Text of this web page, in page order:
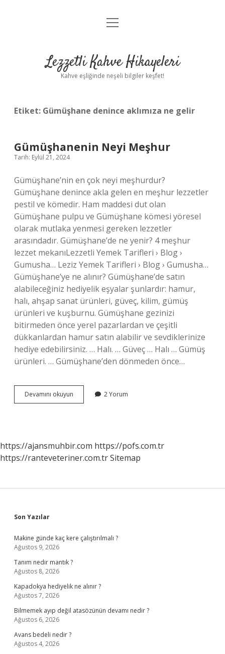
Anasayfa
Yasal Uyarı
menüyü
Lezzetli Kahve Hikayeleri
Kahve eşliğinde neşeli bilgiler keşfet!
Etiket: Gümüşhane denince aklımıza ne gelir
Gümüşhanenin Neyi Meşhur
Tarih: Eylül 21, 2024
Gümüşhane’nin en çok neyi meşhurdur?
Gümüşhane denince akla gelen en meşhur lezzetler
pestil ve kömedir. Ham maddesi dut olan
Gümüşhane pulpu ve Gümüşhane kömesi yöresel
olarak mutlaka yenmesi gereken lezzetler
arasındadır. Gümüşhane’de ne yenir? 4 meşhur
lezzet mekanıLezzetli Yemek Tarifleri › Blog ›
Gumusha… Leziz Yemek Tarifleri › Blog › Gumusha…
Gümüşhane’ye ne alınır? Gümüşhane’de satın
alabileceğiniz hediyelik eşyalar şunlardır: hamur,
halı, ahşap sanat ürünleri, güveç, kilim, gümüş
ürünleri ve kuşburnu. Gümüşhane gezinizi
bitirmeden önce yerel pazarlardan ve çeşitli
dükkanlardan hamur satın alabilir ve sevdiklerinize
hediye edebilirsiniz. … Halı. … Güveç … Halı … Gümüş
ürünleri. … Gümüşhane’den dönmeden önce…
Devamını okuyun Gümüşhanenin
Neyi
2 Yorum
https://ajansmuhbir.com https://pofs.com.tr
https://ranteveteriner.com.trSitemap
Sidebar
Son Yazılar
Makine günde kaç kere çalıştırılmalı ?
Ağustos 9, 2026
Tanım nedir mantık ?
Ağustos 8, 2026
Kapadokya hediyelik ne alınır ?
Ağustos 7, 2026
Bilmemek ayıp değil atasözünün devamı nedir ?
Ağustos 6, 2026
Avans bedeli nedir ?
Ağustos 4, 2026